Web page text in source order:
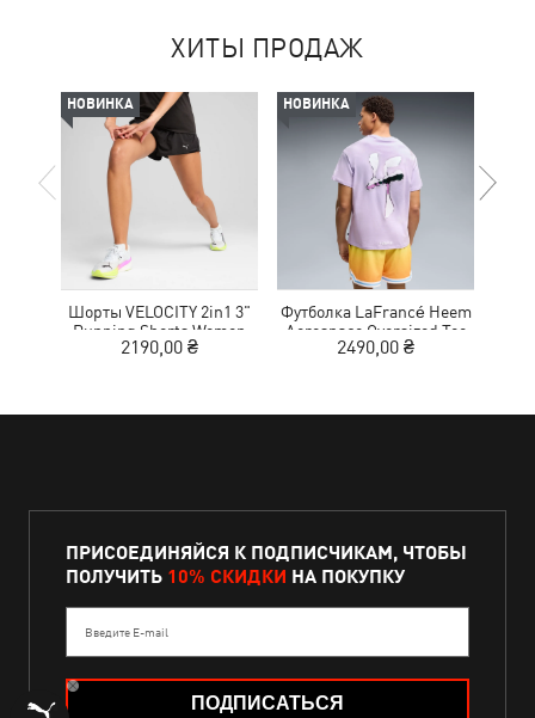
ХИТЫ ПРОДАЖ
НОВИНКА
Шорты VELOCITY 2in1 3"
Running Shorts Women
2190,00 ₴
НОВИНКА
Футболка LaFrancé Heem
Aerospace Oversized Tee
Men
2490,00 ₴
ПРИСОЕДИНЯЙСЯ К ПОДПИСЧИКАМ, ЧТОБЫ
ПОЛУЧИТЬ 10% СКИДКИ НА ПОКУПКУ
Введите E-mail
ПОДПИСАТЬСЯ